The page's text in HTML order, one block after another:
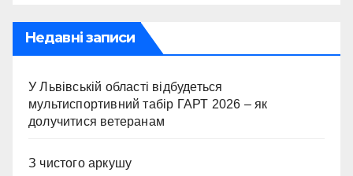
Недавні записи
У Львівській області відбудеться
мультиспортивний табір ГАРТ 2026 – як
долучитися ветеранам
З чистого аркушу